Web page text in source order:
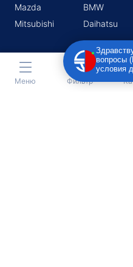
Mazda
Mitsubishi
BMW
Daihatsu
Меню Фильтр
вопросы
условия
задать